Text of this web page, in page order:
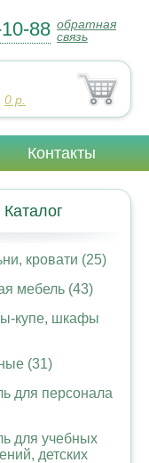
88 обратная
связь
0 р.
Контакты
Каталог
кровати (25)
мебель (43)
купе, шкафы
(31)
для персонала
для учебных
детских